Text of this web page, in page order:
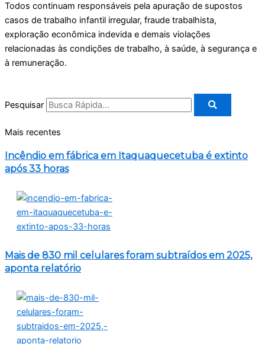
Todos continuam responsáveis pela apuração de supostos
casos de trabalho infantil irregular, fraude trabalhista,
exploração econômica indevida e demais violações
relacionadas às condições de trabalho, à saúde, à segurança e
à remuneração.
Pesquisar
Mais recentes
Incêndio em fábrica em Itaquaquecetuba é extinto
após 33 horas
Mais de 830 mil celulares foram subtraídos em 2025,
aponta relatório